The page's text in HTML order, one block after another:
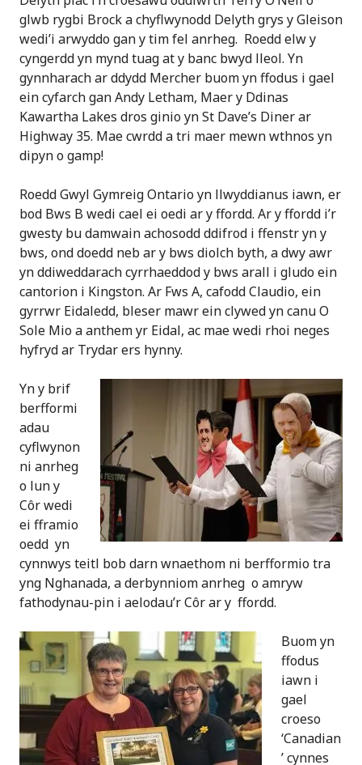
glwb rygbi Brock a chyflwynodd Delyth grys y Gleison
wedi’i arwyddo gan y tim fel anrheg. Roedd elw y
cyngerdd yn mynd tuag at y banc bwyd lleol. Yn
gynnharach ar ddydd Mercher buom yn ffodus i gael
ein cyfarch gan Andy Letham, Maer y Ddinas
Kawartha Lakes dros ginio yn St Dave’s Diner ar
Highway 35. Mae cwrdd a tri maer mewn wthnos yn
dipyn o gamp!
Roedd Gwyl Gymreig Ontario yn llwyddianus iawn, er
bod Bws B wedi cael ei oedi ar y ffordd. Ar y ffordd i’r
gwesty bu damwain achosodd ddifrod i ffenstr yn y
bws, ond doedd neb ar y bws diolch byth, a dwy awr
yn ddiweddarach cyrrhaeddod y bws arall i gludo ein
cantorion i Kingston. Ar Fws A, cafodd Claudio, ein
gyrrwr Eidaledd, bleser mawr ein clywed yn canu O
Sole Mio a anthem yr Eidal, ac mae wedi rhoi neges
hyfryd ar Trydar ers hynny.
Yn y brif
berfformi
adau
cyflwynon
ni anrheg
o lun y
Côr wedi
ei fframio
oedd yn
cynnwys teitl bob darn wnaethom ni berfformio tra
yng Nghanada, a derbynniom anrheg o amryw
fathodynau-pin i aelodau’r Côr ar y ffordd.
Buom yn
ffodus
iawn i
gael
croeso
‘Canadian
’ cynnes